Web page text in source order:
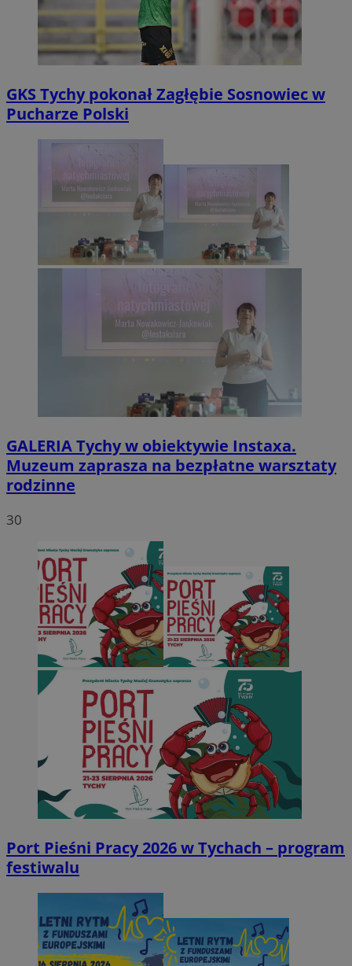
GKS Tychy pokonał Zagłębie Sosnowiec w
Pucharze Polski
GALERIATychy w obiektywie Instaxa.
Muzeum zaprasza na bezpłatne warsztaty
rodzinne
30
Port Pieśni Pracy 2026 w Tychach – program
festiwalu